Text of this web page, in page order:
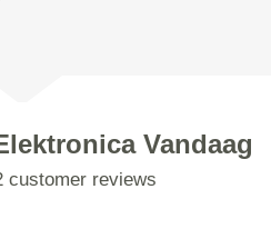
Vandaag
customer reviews